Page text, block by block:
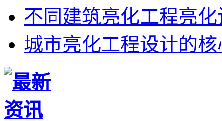
不同建筑亮化工程亮
城市亮化工程设计的